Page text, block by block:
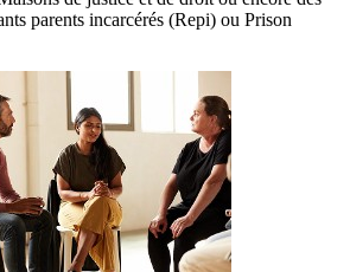
parents incarcérés (Repi) ou Prison